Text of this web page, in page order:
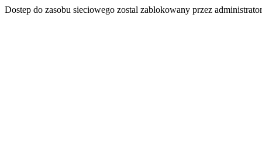
Dostep do zasobu sieciowego zostal zablokowany przez